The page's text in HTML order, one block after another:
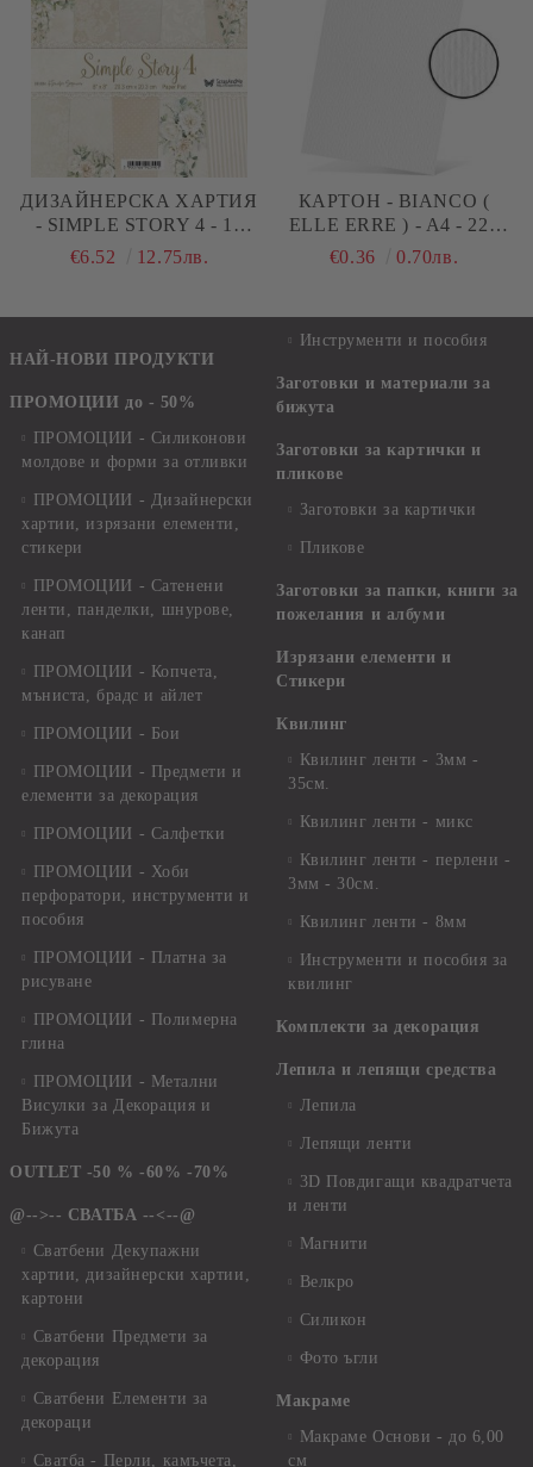
ДИЗАЙНЕРСКA ХАРТИЯ
- SIMPLE STORY 4 - 15
ЛИСТА
€6.52 12.75лв.
КАРТОН - BIANCO (
ELLE ERRE ) - A4 - 220
G/M²
€0.36 0.70лв.
НАЙ-НОВИ ПРОДУКТИ
ПРОМОЦИИ до - 50%
ПРОМОЦИИ - Силиконови
молдове и форми за отливки
ПРОМОЦИИ - Дизайнерски
хартии, изрязани елементи,
стикери
ПРОМОЦИИ - Сатенени
ленти, панделки, шнурове,
канап
ПРОМОЦИИ - Копчета,
мъниста, брадс и айлет
ПРОМОЦИИ - Бои
ПРОМОЦИИ - Предмети и
елементи за декорация
ПРОМОЦИИ - Салфетки
ПРОМОЦИИ - Хоби
перфоратори, инструменти и
пособия
ПРОМОЦИИ - Платна за
рисуване
ПРОМОЦИИ - Полимерна
глина
ПРОМОЦИИ - Метални
Висулки за Декорация и
Бижута
OUTLET -50 % -60% -70%
@-->-- СВАТБА --<--@
Сватбени Декупажни
хартии, дизайнерски хартии,
картони
Сватбени Предмети за
декорация
Сватбени Елементи за
декораци
Сватба - Перли, камъчета,
Инструменти и пособия
Заготовки и материали за
бижута
Заготовки за картички и
пликове
Заготовки за картички
Пликове
Заготовки за папки, книги за
пожелания и албуми
Изрязани елементи и
Стикери
Квилинг
Квилинг ленти - 3мм -
35см.
Квилинг ленти - микс
Квилинг ленти - перлени -
3мм - 30см.
Квилинг ленти - 8мм
Инструменти и пособия за
квилинг
Комплекти за декорация
Лепила и лепящи средства
Лепила
Лепящи ленти
3D Повдигащи квадратчета
и ленти
Магнити
Велкро
Силикон
Фото ъгли
Макраме
Макраме Основи - до 6,00
см